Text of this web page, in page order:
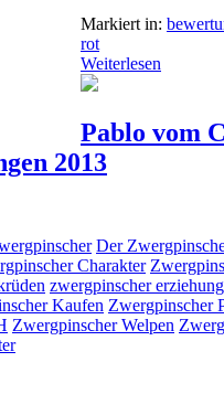
Markiert in:
rot
Weiterlesen
Pablo vom
2013
Der
Charakter
zwergpinscher erziehung
Kaufen Zwergpinscher
Zwergpinscher Welpen